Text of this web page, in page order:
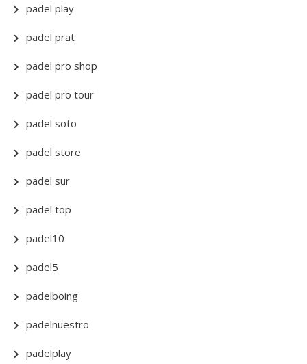
padel play
padel prat
padel pro shop
padel pro tour
padel soto
padel store
padel sur
padel top
padel10
padel5
padelboing
padelnuestro
padelplay